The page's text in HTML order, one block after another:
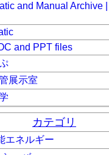
and Manual Archive
and PPT files
展示室
学
カテゴリ
エネルギー